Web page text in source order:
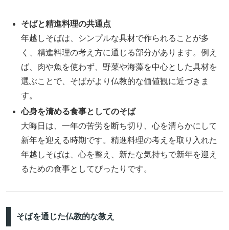
そばと精進料理の共通点
年越しそばは、シンプルな具材で作られることが多
く、精進料理の考え方に通じる部分があります。例え
ば、肉や魚を使わず、野菜や海藻を中心とした具材を
選ぶことで、そばがより仏教的な価値観に近づきま
す。
心身を清める食事としてのそば
大晦日は、一年の苦労を断ち切り、心を清らかにして
新年を迎える時期です。精進料理の考えを取り入れた
年越しそばは、心を整え、新たな気持ちで新年を迎え
るための食事としてぴったりです。
そばを通じた仏教的な教え